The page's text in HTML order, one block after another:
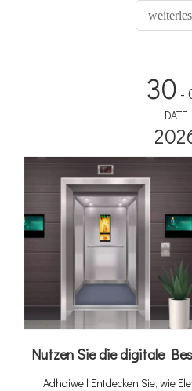
verwalten – ideal für Büros,
30 -
DATE
Adhaiwell Entdecken Sie, wie